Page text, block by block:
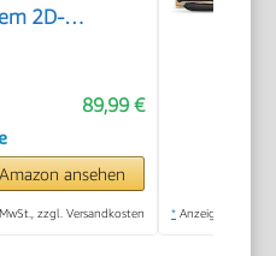
2D-
Nutzung
120
89,99 €
ansehen
zzgl. Versandkosten * Anzeige